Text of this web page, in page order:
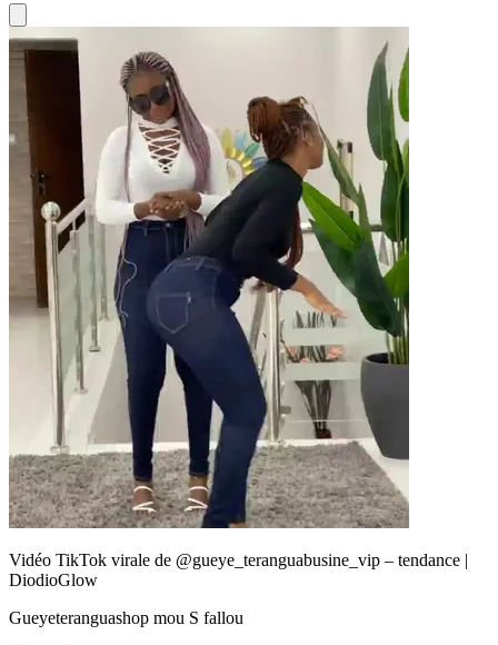
Vidéo TikTok virale de @gueye_teranguabusine_vip – tendance |
DiodioGlow
Gueyeteranguashop mou S fallou